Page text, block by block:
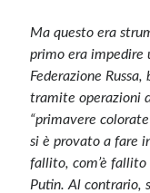
Ma questo era
primo era impedire
Federazione
tramite operazioni
“primavere
si è provato a fare
fallito, com’è
Putin. Al contrario,